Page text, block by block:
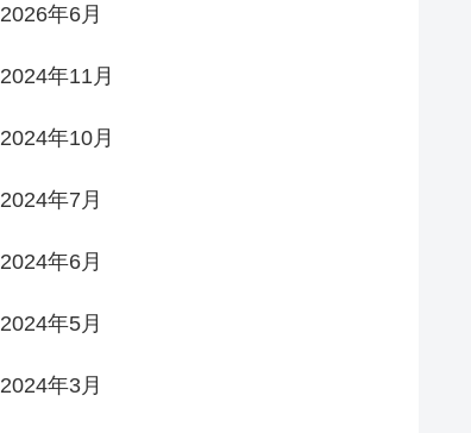
2026年6月
2024年11月
2024年10月
2024年7月
2024年6月
2024年5月
2024年3月